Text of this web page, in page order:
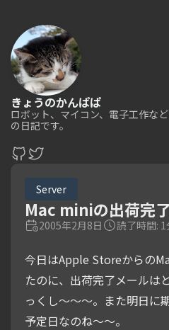
きょうのかんぱぱ
ロボット、マイコン、電子工作な
の日記です。
Server
Mac miniの出荷完
2005年2月8日 読了時間: 1
今日はApple Storeからの
たのに、出荷完了メールは
っくし〜〜〜。また明日に
予定日なのね〜〜。